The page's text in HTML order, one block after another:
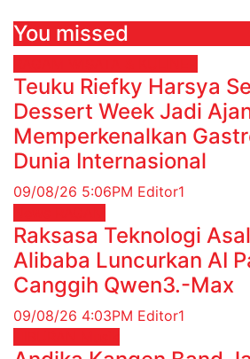
You missed
Teuku Riefky Harsya
Dessert Week Jadi
Memperkenalkan
Dunia Internasional
09/08/26 5:06PM Editor1
Raksasa Teknologi
Alibaba Luncurkan AI
Canggih Qwen3.-Max
09/08/26 4:03PM Editor1